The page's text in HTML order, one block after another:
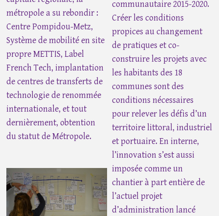
métropole a su rebondir :
Centre Pompidou-Metz,
Système de mobilité en site
propre METTIS, Label
French Tech, implantation
de centres de transferts de
technologie de renommée
internationale, et tout
dernièrement, obtention
du statut de Métropole.
communautaire 2015-2020.
Créer les conditions
propices au changement
de pratiques et co-
construire les projets avec
les habitants des 18
communes sont des
conditions nécessaires
pour relever les défis d’un
territoire littoral, industriel
et portuaire. En interne,
l’innovation s’est aussi
imposée comme un
chantier à part entière de
l’actuel projet
d’administration lancé